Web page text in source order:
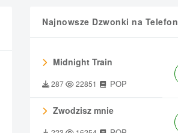
Najnowsze Dzwonki na Telefon
Midnight Train
287 22851 POP
Zwodzisz mnie